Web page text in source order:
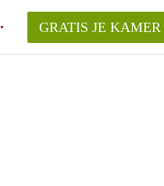
in Eindhoven?
bemiddelingsvergoeding?
GRATIS JE